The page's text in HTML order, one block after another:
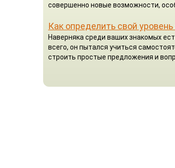
совершенно новые возможности,
Как определить свой уровень
Наверняка среди ваших знакомых
всего, он пытался учиться
строить простые предложения и